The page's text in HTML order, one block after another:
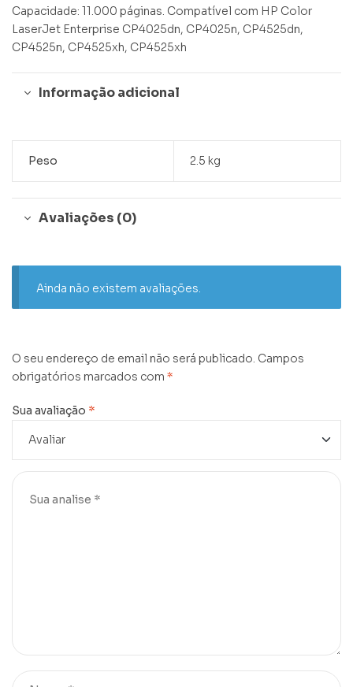
Capacidade: 11.000 páginas. Compatível com HP Color
LaserJet Enterprise CP4025dn, CP4025n, CP4525dn,
CP4525n, CP4525xh, CP4525xh
Informação adicional
Peso 2.5 kg
Avaliações (0)
Ainda não existem avaliações.
O seu endereço de email não será publicado. Campos
obrigatórios marcados com *
Sua avaliação *